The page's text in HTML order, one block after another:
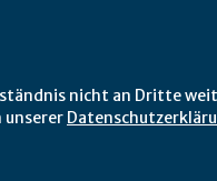
nicht an Dritte
unserer